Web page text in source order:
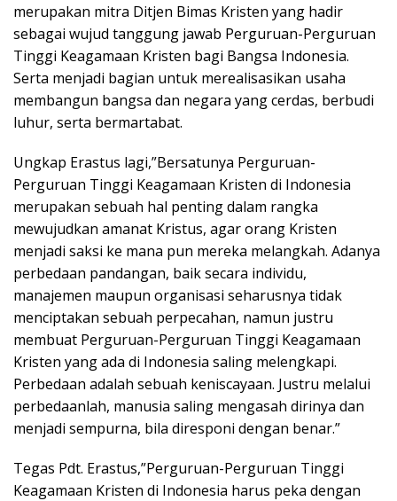
merupakan mitra Ditjen Bimas Kristen yang hadir
sebagai wujud tanggung jawab Perguruan-Perguruan
Tinggi Keagamaan Kristen bagi Bangsa Indonesia.
Serta menjadi bagian untuk merealisasikan usaha
membangun bangsa dan negara yang cerdas, berbudi
luhur, serta bermartabat.
Ungkap Erastus lagi,”Bersatunya Perguruan-
Perguruan Tinggi Keagamaan Kristen di Indonesia
merupakan sebuah hal penting dalam rangka
mewujudkan amanat Kristus, agar orang Kristen
menjadi saksi ke mana pun mereka melangkah. Adanya
perbedaan pandangan, baik secara individu,
manajemen maupun organisasi seharusnya tidak
menciptakan sebuah perpecahan, namun justru
membuat Perguruan-Perguruan Tinggi Keagamaan
Kristen yang ada di Indonesia saling melengkapi.
Perbedaan adalah sebuah keniscayaan. Justru melalui
perbedaanlah, manusia saling mengasah dirinya dan
menjadi sempurna, bila diresponi dengan benar.”
Tegas Pdt. Erastus,”Perguruan-Perguruan Tinggi
Keagamaan Kristen di Indonesia harus peka dengan